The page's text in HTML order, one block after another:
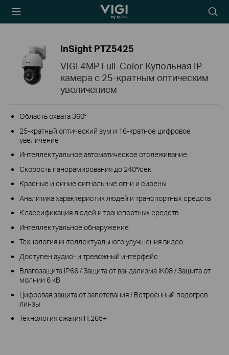
TP-Link, Reliably
icon
InSight PTZ5425
VIGI 4MP Full-Color Купольная IP-
камера с 25-кратным оптическим
увеличением
Область охвата 360°
25-кратный оптический зум и 16-кратное цифровое
увеличение
Интеллектуальное автоматическое отслеживание
Скорость панорамирования до 240°/сек
Красные и синие сигнальные огни и сирены
Аналитика характеристик людей и транспортных средств
Классификация людей и транспортных средств
Интеллектуальное обнаружение
Технология интеллектуального улучшения видео
Доступен аудио- и тревожный интерфейс
Влагозащита IP66 / Защита от вандализма IK08 / Защита от
молнии 6 кВ
Цифровая защита от запотевания / Встроенный подогрев
линзы
Технология сжатия H.265+